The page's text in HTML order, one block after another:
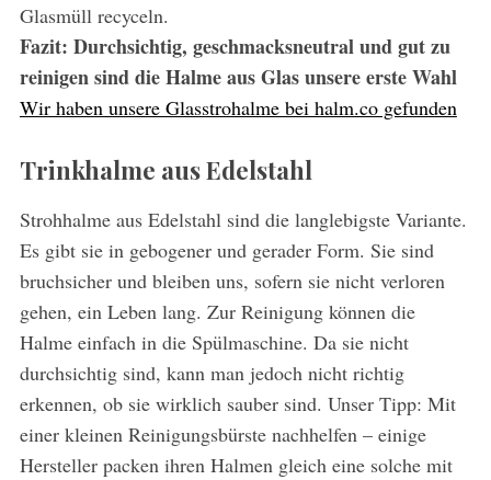
Glasmüll recyceln.
Fazit: Durchsichtig, geschmacksneutral und gut zu
reinigen sind die Halme aus Glas unsere erste Wahl
Wir haben unsere Glasstrohalme bei halm.co gefunden
Trinkhalme aus Edelstahl
Strohhalme aus Edelstahl sind die langlebigste Variante.
Es gibt sie in gebogener und gerader Form. Sie sind
bruchsicher und bleiben uns, sofern sie nicht verloren
gehen, ein Leben lang. Zur Reinigung können die
Halme einfach in die Spülmaschine. Da sie nicht
durchsichtig sind, kann man jedoch nicht richtig
erkennen, ob sie wirklich sauber sind. Unser Tipp: Mit
einer kleinen Reinigungsbürste nachhelfen – einige
Hersteller packen ihren Halmen gleich eine solche mit